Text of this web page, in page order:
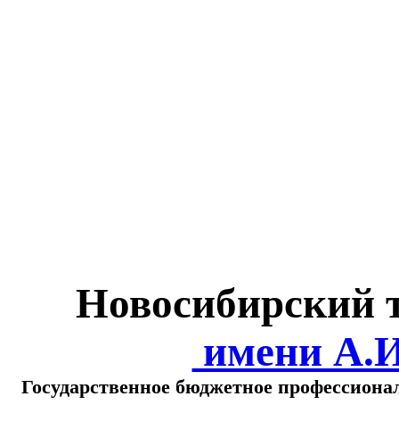
Новосибирский
имени
Государственное бюджетное